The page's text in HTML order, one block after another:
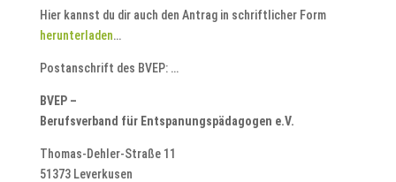
Hier kannst du dir auch den Antrag in schriftlicher Form
herunterladen…
Postanschrift des BVEP: …
BVEP –
Berufsverband für Entspanungspädagogen e.V.
Thomas-Dehler-Straße 11
51373 Leverkusen